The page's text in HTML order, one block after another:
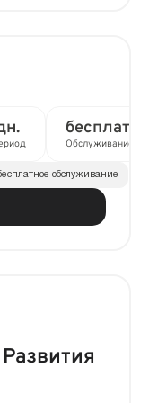
бесплатно
Обслуживание
обслуживание